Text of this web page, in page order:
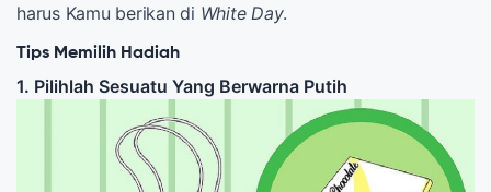
harus Kamu berikan di White Day.
Tips Memilih Hadiah
1. Pilihlah Sesuatu Yang Berwarna Putih